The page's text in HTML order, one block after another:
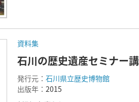
資料集
石川の歴史遺産セミナ
発行元： 石川県立歴史博物館
出版年： 2015